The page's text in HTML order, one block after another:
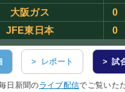
大阪ガス
0
JFE東日本
0
> レポート > 試
日新聞のライブ配信でご覧いた